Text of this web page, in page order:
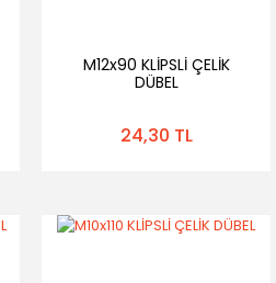
M12x90 KLİPSLİ ÇELİK
DÜBEL
24,30 TL